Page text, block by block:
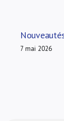
7 mai 2026